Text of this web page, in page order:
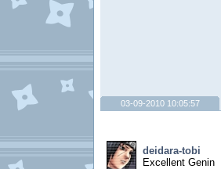
03-09-2010 10:05:57
deidara-tobi
Excellent Genin